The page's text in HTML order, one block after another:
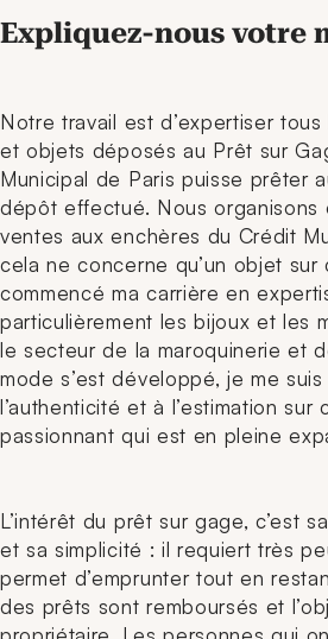
Expliquez-nous votre
Notre travail est d’expertiser
et objets déposés au Prêt sur
Municipal de Paris puisse prêter
dépôt effectué. Nous organisons
ventes aux enchères du Crédit
cela ne concerne qu’un objet sur
commencé ma carrière en
particulièrement les bijoux et les
le secteur de la maroquinerie et
mode s’est développé, je me
l’authenticité et à l’estimation sur
passionnant qui est en pleine
L’intérêt du prêt sur gage, c’est
et sa simplicité : il requiert très
permet d’emprunter tout en
des prêts sont remboursés et